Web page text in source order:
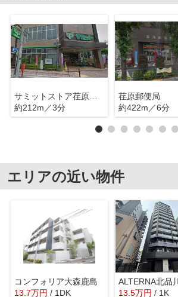
サミットストア荏原４丁目店
約212m／3分
荏原郵便局
約422m／6分
エリアの近い物件
コンフォリア大森鹿島
13.7万円 / 1DK
ALTERNA北品川
13.5万円 / 1K